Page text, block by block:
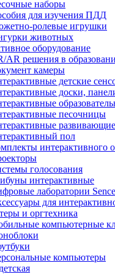
наборы
для изучения ПДД
ролевые игрушки
животных
оборудование
AR решения в
камеры
детские
доски,
песочницы
пол
интерактивного
голосования
интерактивные
лаборатории
для
и оргтехника
компьютерные
компьютеры